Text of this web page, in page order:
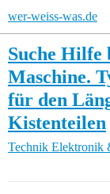
wer-weiss-was.de
Suche
Maschine.
für den
Kistenteilen
Technik Elektronik